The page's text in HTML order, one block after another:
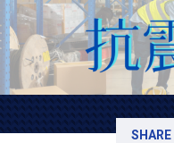
SHARE